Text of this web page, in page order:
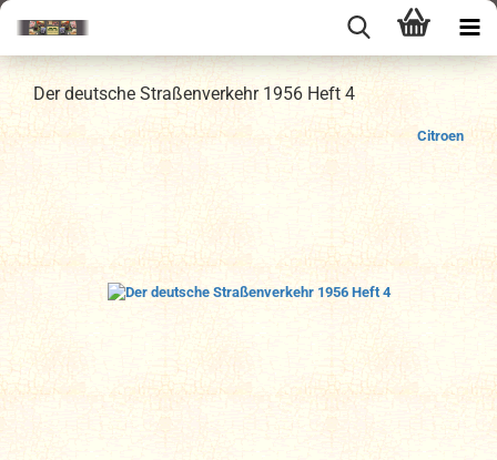
Der deutsche Straßenverkehr 1956 Heft 4
Citroen